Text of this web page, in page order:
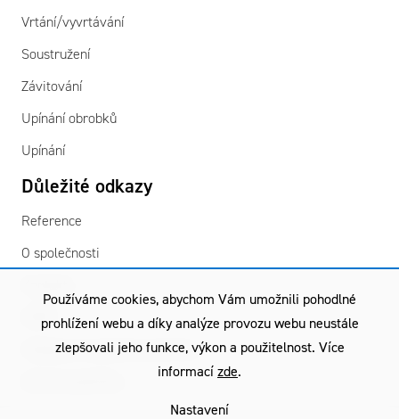
Používáme cookies, abychom Vám umožnili pohodlné
prohlížení webu a díky analýze provozu webu neustále
zlepšovali jeho funkce, výkon a použitelnost. Více
informací zde.
Nastavení
Vrtání/vyvrtávání
Soustružení
Závitování
Upínání obrobků
Upínání
Důležité odkazy
Reference
O společnosti
GDPR
Všeobecné obchodní podmínky